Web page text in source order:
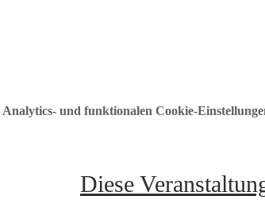
und funktionalen Cookie-
Diese